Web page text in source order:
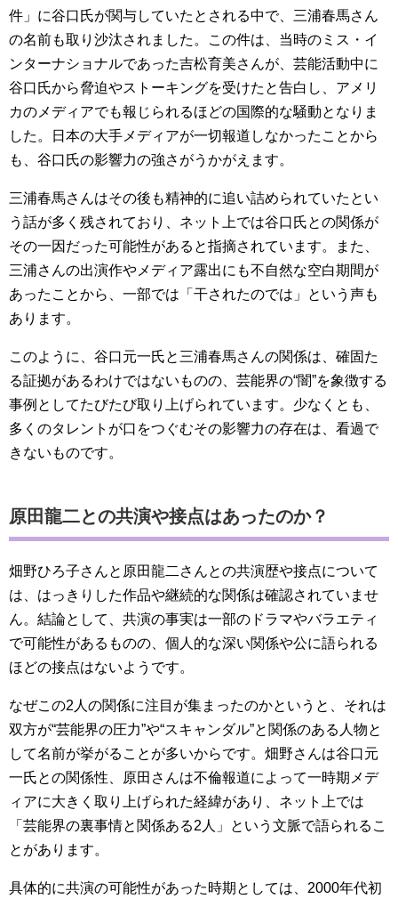
件」に谷口氏が関与していたとされる中で、三浦春馬さん
の名前も取り沙汰されました。この件は、当時のミス・イ
ンターナショナルであった吉松育美さんが、芸能活動中に
谷口氏から脅迫やストーキングを受けたと告白し、アメリ
カのメディアでも報じられるほどの国際的な騒動となりま
した。日本の大手メディアが一切報道しなかったことから
も、谷口氏の影響力の強さがうかがえます。
三浦春馬さんはその後も精神的に追い詰められていたとい
う話が多く残されており、ネット上では谷口氏との関係が
その一因だった可能性があると指摘されています。また、
三浦さんの出演作やメディア露出にも不自然な空白期間が
あったことから、一部では「干されたのでは」という声も
あります。
このように、谷口元一氏と三浦春馬さんの関係は、確固た
る証拠があるわけではないものの、芸能界の“闇”を象徴する
事例としてたびたび取り上げられています。少なくとも、
多くのタレントが口をつぐむその影響力の存在は、看過で
きないものです。
原田龍二との共演や接点はあったのか？
畑野ひろ子さんと原田龍二さんとの共演歴や接点について
は、はっきりした作品や継続的な関係は確認されていませ
ん。結論として、共演の事実は一部のドラマやバラエティ
で可能性があるものの、個人的な深い関係や公に語られる
ほどの接点はないようです。
なぜこの2人の関係に注目が集まったのかというと、それは
双方が“芸能界の圧力”や“スキャンダル”と関係のある人物と
して名前が挙がることが多いからです。畑野さんは谷口元
一氏との関係性、原田さんは不倫報道によって一時期メデ
ィアに大きく取り上げられた経緯があり、ネット上では
「芸能界の裏事情と関係ある2人」という文脈で語られるこ
とがあります。
具体的に共演の可能性があった時期としては、2000年代初